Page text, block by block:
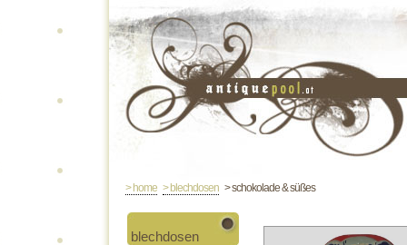
> home > blechdosen > schokolade & süßes
blechdosen